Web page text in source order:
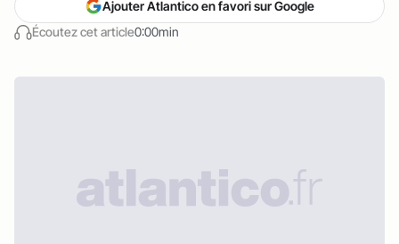
Écoutez cet article0:00min
Ajouter Atlantico en favori sur Google